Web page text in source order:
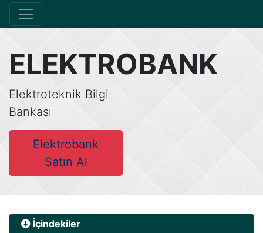
ELEKTROBANK
Elektroteknik Bilgi
Bankası
Elektrobank
Satın Al
İçindekiler